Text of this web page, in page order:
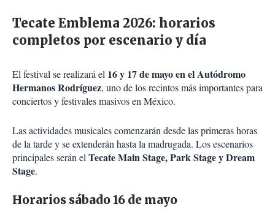
Tecate Emblema 2026: horarios
completos por escenario y día
El festival se realizará el 16 y 17 de mayo en el Autódromo
Hermanos Rodríguez, uno de los recintos más importantes para
conciertos y festivales masivos en México.
Las actividades musicales comenzarán desde las primeras horas
de la tarde y se extenderán hasta la madrugada. Los escenarios
principales serán elTecate Main Stage, Park Stage y Dream
Stage.
Horarios sábado 16 de mayo